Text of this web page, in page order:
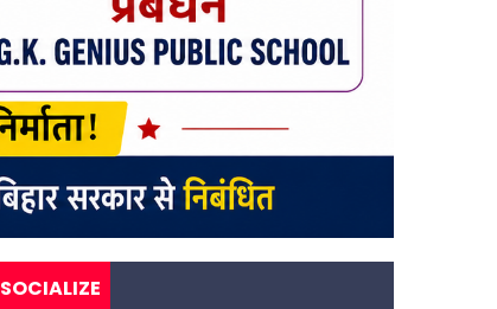
SOCIALIZE